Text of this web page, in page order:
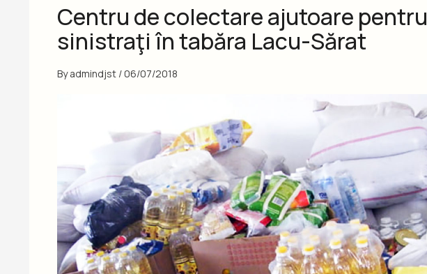
Centru de colectare ajutoare pentru
sinistraţi în tabăra Lacu-Sărat
Byadmindjst /06/07/2018